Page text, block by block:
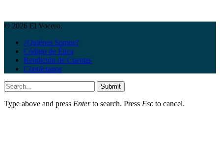
© 2026 El Vocero.
¿Quiénes Somos?
Código de Ética
Rendición de Cuentas
Contáctanos
Submit
Type above and press Enterto search. Press Esc to cancel.